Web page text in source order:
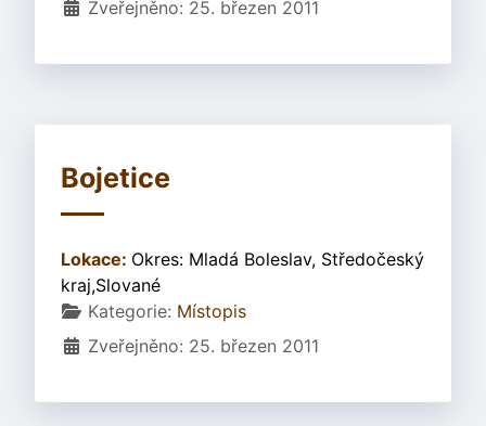
Zveřejněno: 25. březen 2011
Bojetice
Lokace: Okres: Mladá Boleslav, Středočeský
kraj,Slované
Základní údaje
Kategorie: Místopis
Zveřejněno: 25. březen 2011